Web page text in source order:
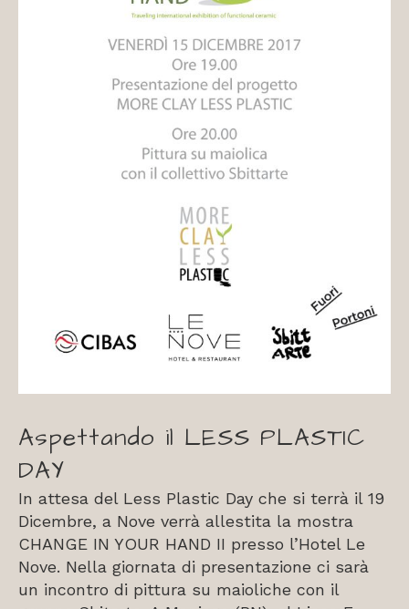
Aspettando il LESS PLASTIC
DAY
In attesa del Less Plastic Day che si terrà il 19
Dicembre, a Nove verrà allestita la mostra
CHANGE IN YOUR HAND II presso l’Hotel Le
Nove. Nella giornata di presentazione ci sarà
un incontro di pittura su maioliche con il